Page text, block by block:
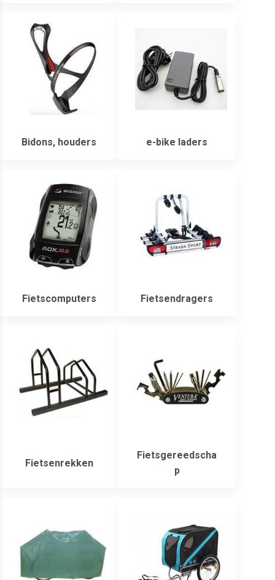
Bidons, houders e-bike laders
Fietscomputers Fietsendragers
Fietsenrekken
Fietsgereedscha
p